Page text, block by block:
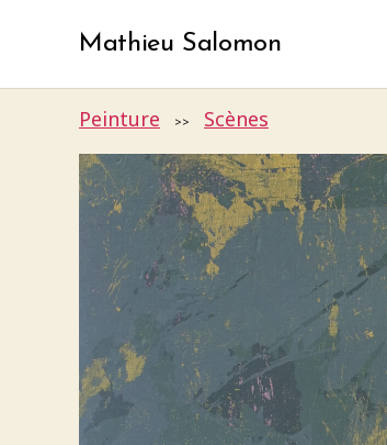
Mathieu Salomon
Peinture >> Scènes